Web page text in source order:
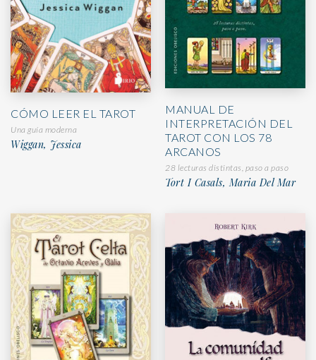
CÓMO LEER EL TAROT
Una guía moderna
Wiggan, Jessica
MANUAL DE
INTERPRETACIÓN DEL
TAROT CON LOS 78
ARCANOS
28 lecturas distintas, paso a paso
Tort I Casals, Maria Del Mar